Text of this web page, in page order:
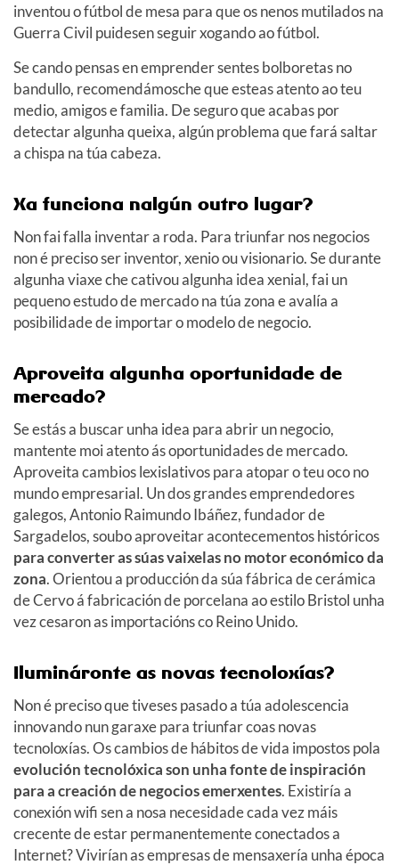
inventou o fútbol de mesa para que os nenos mutilados na
Guerra Civil puidesen seguir xogando ao fútbol.
Se cando pensas en emprender sentes bolboretas no
bandullo, recomendámosche que esteas atento ao teu
medio, amigos e familia. De seguro que acabas por
detectar algunha queixa, algún problema que fará saltar
a chispa na túa cabeza.
Xa funciona nalgún outro lugar?
Non fai falla inventar a roda. Para triunfar nos negocios
non é preciso ser inventor, xenio ou visionario. Se durante
algunha viaxe che cativou algunha idea xenial, fai un
pequeno estudo de mercado na túa zona e avalía a
posibilidade de importar o modelo de negocio.
Aproveita algunha oportunidade de
mercado?
Se estás a buscar unha idea para abrir un negocio,
mantente moi atento ás oportunidades de mercado.
Aproveita cambios lexislativos para atopar o teu oco no
mundo empresarial. Un dos grandes emprendedores
galegos, Antonio Raimundo Ibáñez, fundador de
Sargadelos, soubo aproveitar acontecementos históricos
para converter as súas vaixelas no motor económico da
zona. Orientou a producción da súa fábrica de cerámica
de Cervo á fabricación de porcelana ao estilo Bristol unha
vez cesaron as importacións co Reino Unido.
Ilumináronte as novas tecnoloxías?
Non é preciso que tiveses pasado a túa adolescencia
innovando nun garaxe para triunfar coas novas
tecnoloxías. Os cambios de hábitos de vida impostos pola
evolución tecnolóxica son unha fonte de inspiración
para a creación de negocios emerxentes. Existiría a
conexión wifi sen a nosa necesidade cada vez máis
crecente de estar permanentemente conectados a
Internet? Vivirían as empresas de mensaxería unha época